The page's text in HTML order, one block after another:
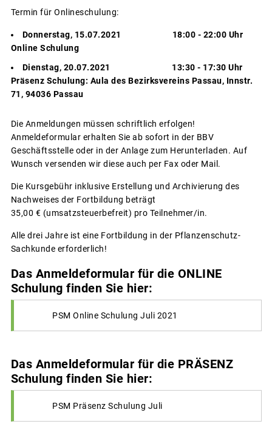
Termin für Onlineschulung:
Donnerstag, 15.07.2021 18:00 - 22:00 Uhr
Online Schulung
Dienstag, 20.07.2021 13:30 - 17:30 Uhr
Präsenz Schulung: Aula des Bezirksvereins Passau, Innstr.
71, 94036 Passau
Die Anmeldungen müssen schriftlich erfolgen!
Anmeldeformular erhalten Sie ab sofort in der BBV
Geschäftsstelle oder in der Anlage zum Herunterladen. Auf
Wunsch versenden wir diese auch per Fax oder Mail.
Die Kursgebühr inklusive Erstellung und Archivierung des
Nachweises der Fortbildung beträgt
35,00 € (umsatzsteuerbefreit) pro Teilnehmer/in.
Alle drei Jahre ist eine Fortbildung in der Pflanzenschutz-
Sachkunde erforderlich!
Das Anmeldeformular für die ONLINE
Schulung finden Sie hier:
PSM Online Schulung Juli 2021
Das Anmeldeformular für die PRÄSENZ
Schulung finden Sie hier:
PSM Präsenz Schulung Juli